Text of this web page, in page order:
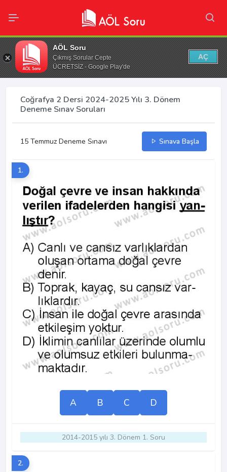
AÖL Soru
Çıkmış Sorular Cepte
ÜCRETSİZ - Google Play'de
AÇ
Coğrafya 2 Dersi 2024-2025 Yılı 3. Dönem
Deneme Sınav Soruları
15 Temmuz Deneme Sınavı Sınava Başla
1.
A B C D
2014-2015 yılı 3. Dönem 1. Soru
2.